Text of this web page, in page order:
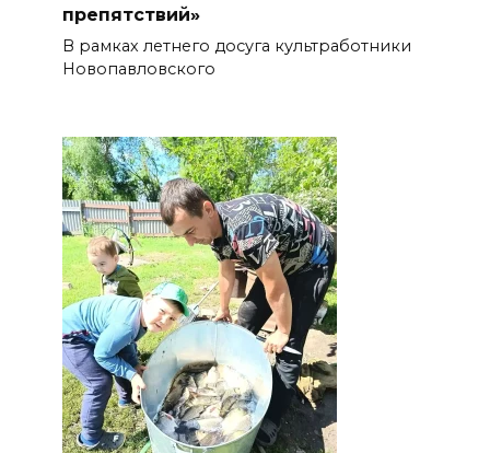
препятствий»
В рамках летнего досуга культработники
Новопавловского